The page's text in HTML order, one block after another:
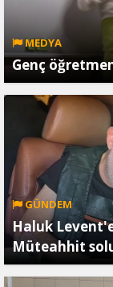
MEDYA
Genç
GÜNDEM
Haluk
Müteahhit